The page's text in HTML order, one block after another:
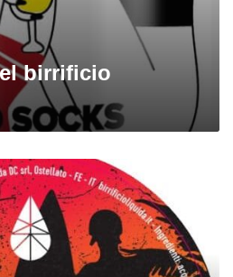
birrificio